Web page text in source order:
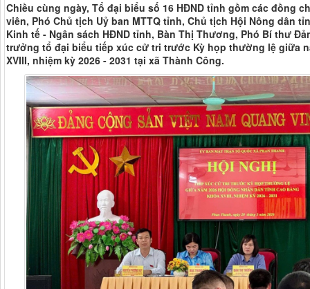
Chiều cùng ngày, Tổ đại biểu số 16 HĐND tỉnh gồm các đồng
viên, Phó Chủ tịch Uỷ ban MTTQ tỉnh, Chủ tịch Hội Nông dân
Kinh tế - Ngân sách HĐND tỉnh, Bàn Thị Thương, Phó Bí thư
trưởng tổ đại biểu tiếp xúc cử tri trước Kỳ họp thường lệ giữa
XVIII, nhiệm kỳ 2026 - 2031 tại xã Thành Công.